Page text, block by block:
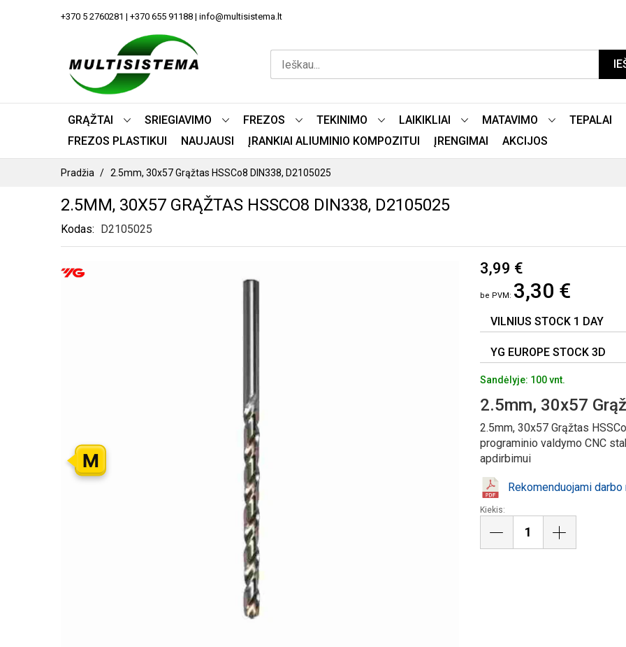
+370 5 2760281 | +370 655 91188 | info@multisistema.lt
GRĄŽTAI SRIEGIAVIMO FREZOS TEKINIMO LAIKIKLIAI MATAVIMO TEPALAI
FREZOS PLASTIKUI
NAUJAUSI ĮRANKIAI ALIUMINIO KOMPOZITUI ĮRENGIMAI AKCIJOS
Pradžia 2.5mm, 30x57 Grąžtas HSSCo8 DIN338, D2105025
2.5MM, 30X57 GRĄŽTAS HSSCO8 DIN338, D2105025
Kodas D2105025
PEREITI
M
3,99 €
3,30 €
VILNIUS STOCK 1 DAY
YG EUROPE STOCK 3D
Sandėlyje: 100 vnt.
2.5mm, 30x57
2.5mm, 30x57 Grąžtas
programinio valdymo CNC
apdirbimui
Rekomenduojami darbo
Kiekis: